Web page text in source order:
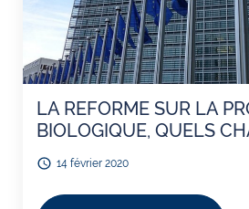
LA REFORME SUR LA
BIOLOGIQUE, QUELS
14 février 2020